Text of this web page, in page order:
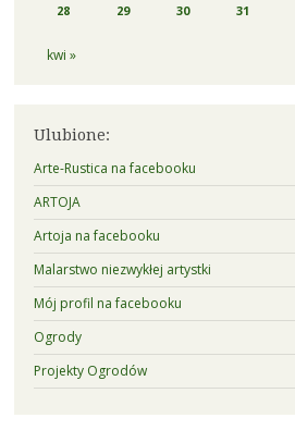
28 29 30 31
kwi »
Ulubione:
Arte-Rustica na facebooku
ARTOJA
Artoja na facebooku
Malarstwo niezwykłej artystki
Mój profil na facebooku
Ogrody
Projekty Ogrodów